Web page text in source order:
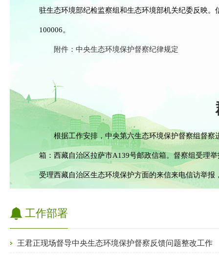
驻生态环境部纪检监察组和生态环境部机关纪委反映
100006。
附件：中央生态环境保护督察纪律规定
根据工作安排，中央第六生态环境保护督察组督
箱：西藏自治区拉萨市A139号邮政信箱。督察组受理
受理西藏自治区生态环境保护方面的来信来电信访举
工作部署
王君正现场督导中央生态环境保护督察反馈问题整改工作